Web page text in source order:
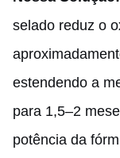
selado reduz o
estendendo a
para 1,5–2
potência da